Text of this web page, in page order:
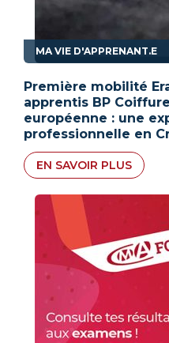
MA VIE D'APPRENANT.E
Première mobilité
apprentis BP
européenne : une
professionnelle en
EN SAVOIR PLUS